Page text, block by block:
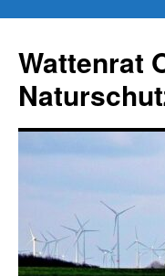
springen
Wattenrat